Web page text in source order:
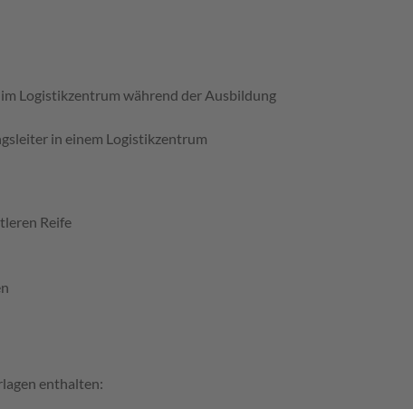
Logistikzentrum während der Ausbildung
in einem Logistikzentrum
Reife
enthalten: